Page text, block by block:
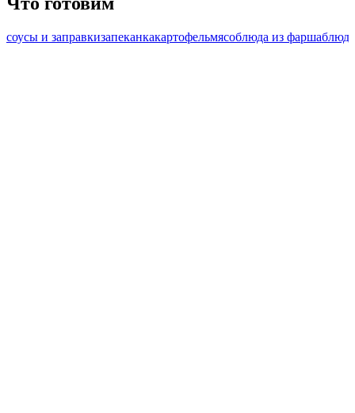
соусы и заправкизапеканкакартофельмясоблюда из фарша